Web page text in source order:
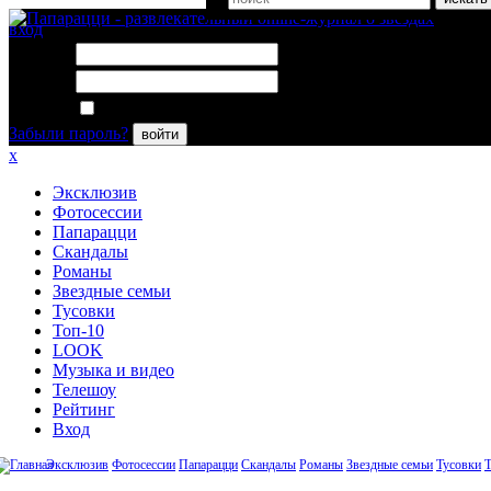
вход
Забыли пароль?
войти
x
Эксклюзив
Фотосессии
Папарацци
Скандалы
Романы
Звездные семьи
Тусовки
Топ-10
LOOK
Музыка и видео
Телешоу
Рейтинг
Вход
Эксклюзив Фотосессии Папарацци Скандалы Романы Звездные семьи Тусовки